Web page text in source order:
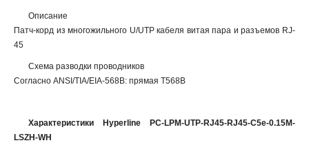
Описание
Патч-корд из многожильного U/UTP кабеля витая пара и разъемов RJ-
45
Схема разводки проводников
Согласно ANSI/TIA/EIA-568B: прямая T568B
Характеристики Hyperline PC-LPM-UTP-RJ45-RJ45-C5e-0.15M-
LSZH-WH